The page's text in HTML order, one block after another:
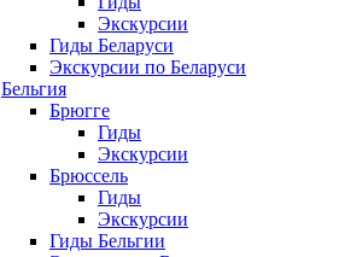
Экскурсии
Гиды Беларуси
Экскурсии по Беларуси
Бельгия
Брюгге
Гиды
Экскурсии
Брюссель
Гиды
Экскурсии
Гиды Бельгии